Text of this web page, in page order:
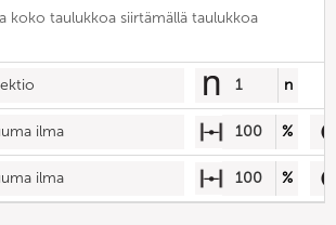
koko taulukkoa siirtämällä taulukkoa
1 n
ilma 100 %
ilma 100 %